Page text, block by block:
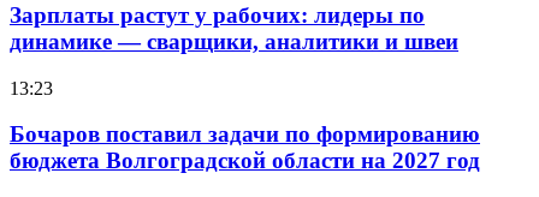
Зарплаты растут у рабочих: лидеры по
динамике — сварщики, аналитики и швеи
13:23
Бочаров поставил задачи по формированию
бюджета Волгоградской области на 2027 год